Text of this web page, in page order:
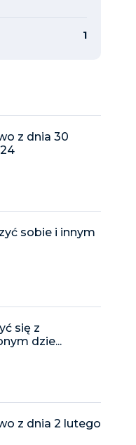
1
z dnia 30
sobie i innym
się z
dzie...
z dnia 2 lutego